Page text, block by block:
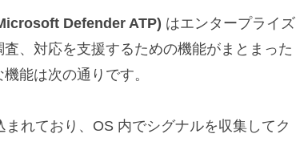
Defender ATP) はエンタープライズ
、対応を支援するための機能がまとまった
能は次の通りです。
まれており、OS 内でシグナルを収集してク